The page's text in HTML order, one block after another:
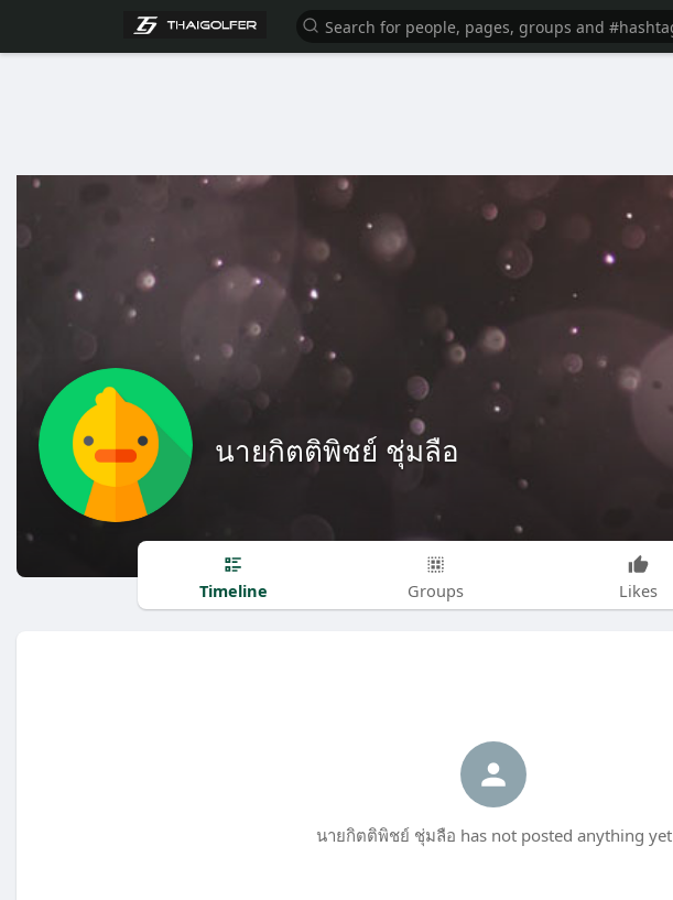
นายกิตติพิชย์ ชุ่มลือ
Timeline Groups Likes
นายกิตติพิชย์ ชุ่มลือ has not posted anything yet